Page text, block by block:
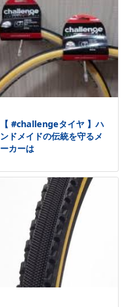
【 #challengeタイヤ 】ハ
ンドメイドの伝統を守るメ
ーカーは